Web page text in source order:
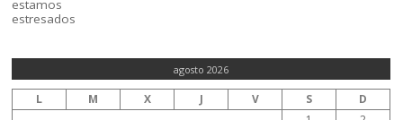
agosto 2026
L M X J V S
D